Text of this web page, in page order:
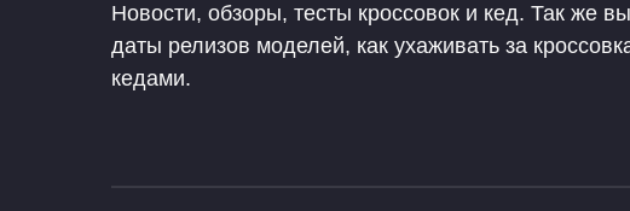
Новости, обзоры, тесты кроссовок и кед. Так же
даты релизов моделей, как ухаживать за
кедами.